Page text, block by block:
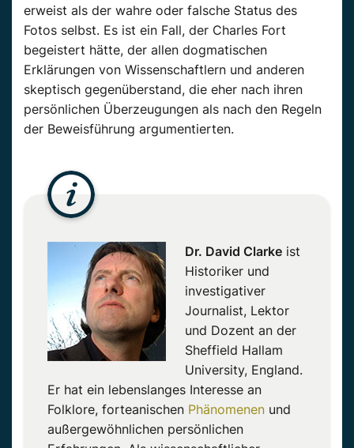
erweist als der wahre oder falsche Status des
Fotos selbst. Es ist ein Fall, der Charles Fort
begeistert hätte, der allen dogmatischen
Erklärungen von Wissenschaftlern und anderen
skeptisch gegenüberstand, die eher nach ihren
persönlichen Überzeugungen als nach den Regeln
der Beweisführung argumentierten.
Dr. David Clarke ist
Historiker und
investigativer
Journalist, Lektor
und Dozent an der
Sheffield Hallam
University, England.
Er hat ein lebenslanges Interesse an
Folklore, forteanischen Phänomenen und
außergewöhnlichen persönlichen